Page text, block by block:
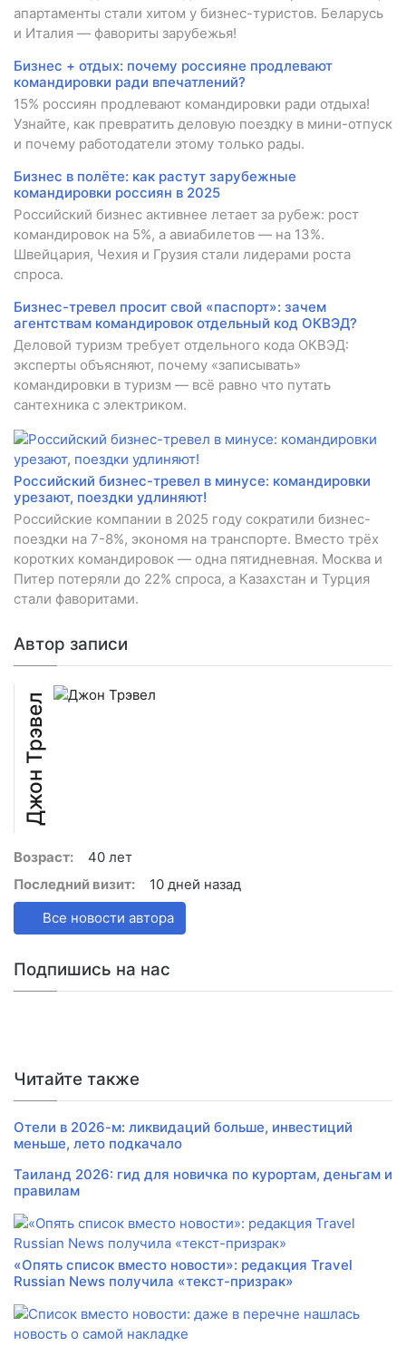
апартаменты стали хитом у бизнес-туристов. Беларусь
и Италия — фавориты зарубежья!
Бизнес + отдых: почему россияне продлевают
командировки ради впечатлений?
15% россиян продлевают командировки ради отдыха!
Узнайте, как превратить деловую поездку в мини-отпуск
и почему работодатели этому только рады.
Бизнес в полёте: как растут зарубежные
командировки россиян в 2025
Российский бизнес активнее летает за рубеж: рост
командировок на 5%, а авиабилетов — на 13%.
Швейцария, Чехия и Грузия стали лидерами роста
спроса.
Бизнес-тревел просит свой «паспорт»: зачем
агентствам командировок отдельный код ОКВЭД?
Деловой туризм требует отдельного кода ОКВЭД:
эксперты объясняют, почему «записывать»
командировки в туризм — всё равно что путать
сантехника с электриком.
Российский бизнес-тревел в минусе: командировки
урезают, поездки удлиняют!
Российские компании в 2025 году сократили бизнес-
поездки на 7-8%, экономя на транспорте. Вместо трёх
коротких командировок — одна пятидневная. Москва и
Питер потеряли до 22% спроса, а Казахстан и Турция
стали фаворитами.
Автор записи
Джон Трэвел
Возраст:
40 лет
Последний визит:
10 дней назад
Все новости автора
Подпишись на нас
Читайте также
Отели в 2026-м: ликвидаций больше, инвестиций
меньше, лето подкачало
Таиланд 2026: гид для новичка по курортам, деньгам и
правилам
«Опять список вместо новости»: редакция Travel
Russian News получила «текст-призрак»